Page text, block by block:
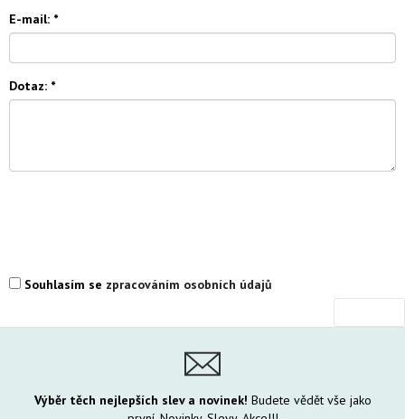
E-mail: *
Dotaz: *
Souhlasím se zpracováním osobních údajů
Výběr těch nejlepších slev a novinek! Budete vědět vše jako